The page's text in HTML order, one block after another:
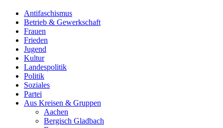
Antifaschismus
Betrieb & Gewerkschaft
Frauen
Frieden
Jugend
Kultur
Landespolitik
Politik
Soziales
Partei
Aus Kreisen & Gruppen
Aachen
Bergisch Gladbach